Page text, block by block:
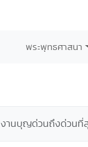
พระพุทธศาสนา
งานบุญด่วนถึงด่วนที่